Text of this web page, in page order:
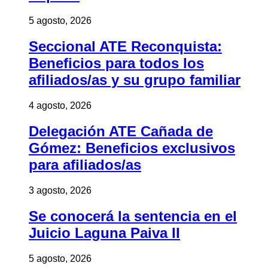
5 agosto, 2026
Seccional ATE Reconquista:
Beneficios para todos los
afiliados/as y su grupo familiar
4 agosto, 2026
Delegación ATE Cañada de
Gómez: Beneficios exclusivos
para afiliados/as
3 agosto, 2026
Se conocerá la sentencia en el
Juicio Laguna Paiva II
5 agosto, 2026